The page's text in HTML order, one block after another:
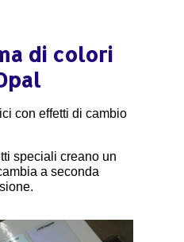
di colori
con effetti di cambio
speciali creano un
a seconda